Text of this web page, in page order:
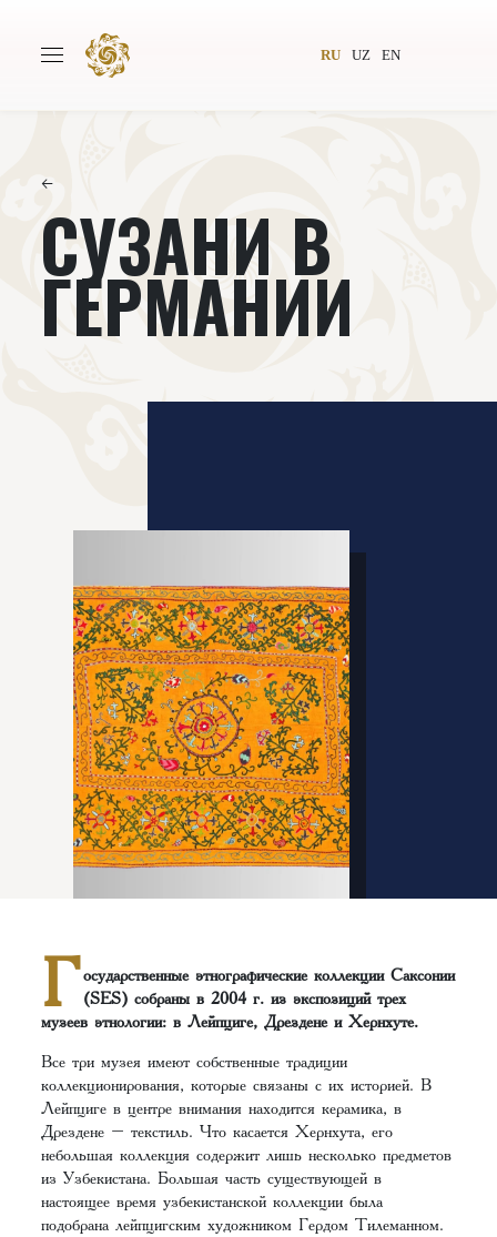
RU UZ EN
Всемирное общество
Новости
←
СУЗАНИ В
ГЕРМАНИИ
Г осударственные этнографические коллекции Саксонии
(SES) собраны в 2004 г. из экспозиций трех
музеев этнологии: в Лейпциге, Дрездене и Хернхуте.
Все три музея имеют собственные традиции
коллекционирования, которые связаны с их историей. В
Лейпциге в центре внимания находится керамика, в
Дрездене – текстиль. Что касается Хернхута, его
небольшая коллекция содержит лишь несколько предметов
из Узбекистана. Большая часть существующей в
настоящее время узбекистанской коллекции была
подобрана лейпцигским художником Гердом Тилеманном.